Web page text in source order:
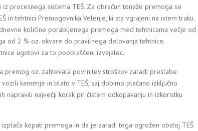
procesnega sistema TEŠ. Za obračun tonaže premoga se
in tehtnici Premogovnika Velenje, ki sta vgrajeni na istem traku.
količine porabljenega premoga med tehtnicama večje od
od 2 % oz. okvare do pravilnega delovanja tehtnice,
ugotovi za to pooblaščeni izvajalec.
premog oz. zahtevala povrnitev stroškov zaradi preslabe
kamenje in blato v TEŠ, saj dobimo plačano izključno
napravili največji korak pri čistem odkopavanju in izkoristku
kopati premoga in da je zaradi tega ogrožen obstoj TEŠ